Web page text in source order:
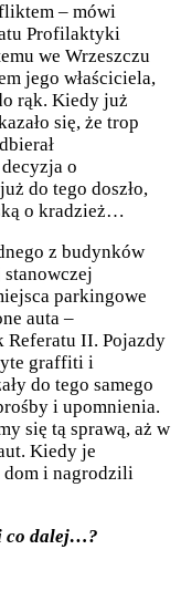
– mówi
Profilaktyki
we Wrzeszczu
jego właściciela,
rąk. Kiedy już
się, że trop
o
do tego doszło,
o kradzież…
z budynków
parkingowe
auta –
Referatu II. Pojazdy
graffiti i
do tego samego
i upomnienia.
się tą sprawą, aż w
Kiedy je
dom i nagrodzili
co dalej…?